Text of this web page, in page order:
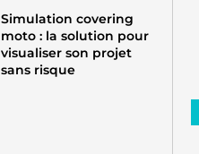
Simulation covering
moto : la solution pour
visualiser son projet
sans risque